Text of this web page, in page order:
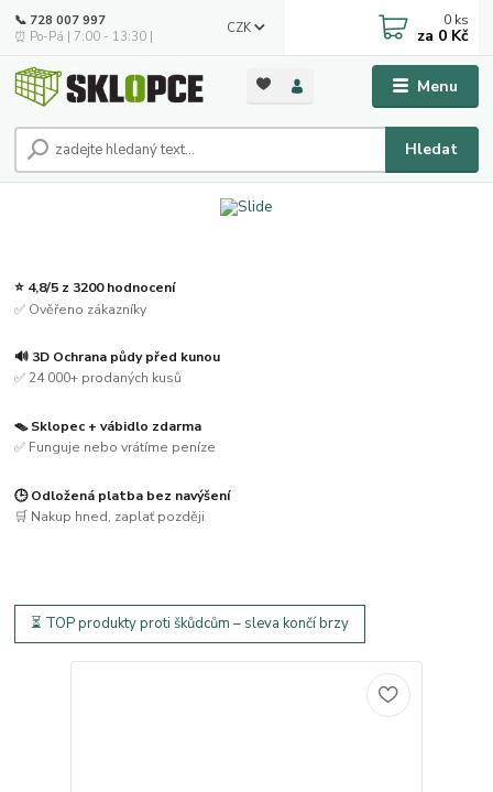
Menu
CZK
Hledat
📞 728 007 997
⏰ Po-Pá | 7:00 - 13:30 |
0 ks
za 0 Kč
⭐ 4,8/5 z 3200 hodnocení
✅ Ověřeno zákazníky
🔊 3D Ochrana půdy před kunou
✅ 24 000+ prodaných kusů
🪤 Sklopec + vábidlo zdarma
✅ Funguje nebo vrátíme peníze
🕒 Odložená platba bez navýšení
🛒 Nakup hned, zaplať později
⏳ TOP produkty proti škůdcům – sleva končí brzy